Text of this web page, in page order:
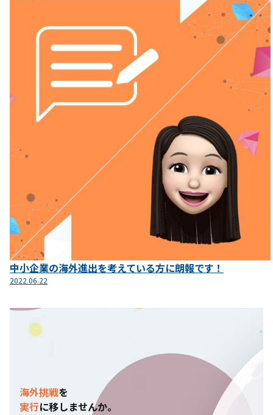
中小企業の海外進出を考えている方に朗報です！
2022.06.22
海外挑戦を
実行に移しませんか。